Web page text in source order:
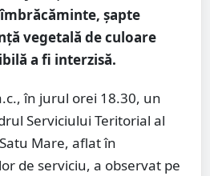
șapte
vegetală de culoare
a fi interzisă.
în jurul orei 18.30, un
Serviciului Teritorial al
Mare, aflat în
de serviciu, a observat pe